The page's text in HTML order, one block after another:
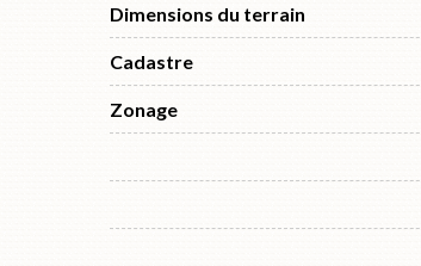
Dimensions du terrain
Cadastre
Zonage